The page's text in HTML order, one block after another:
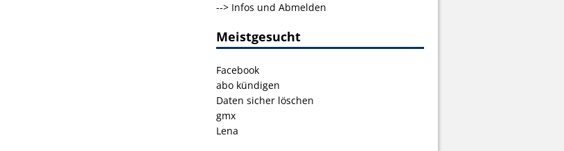
--> Infos und Abmelden
Meistgesucht
Facebook
abo kündigen
Daten sicher löschen
gmx
Lena